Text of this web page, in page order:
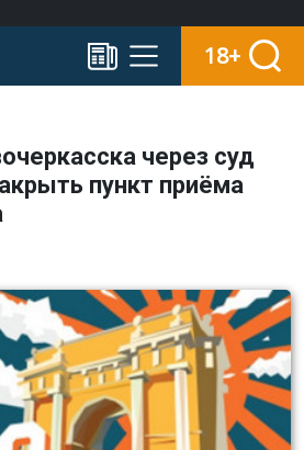
18+
через суд
пункт приёма